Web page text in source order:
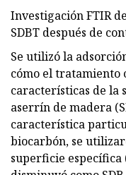
Investigación FTIR
SDBT después de
Se utilizó la
cómo el tratamiento
características de la
aserrín de madera
característica
biocarbón, se
superficie específica